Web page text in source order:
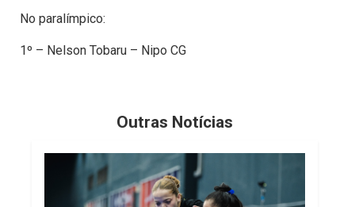
No paralímpico:
1º – Nelson Tobaru – Nipo CG
Outras Notícias